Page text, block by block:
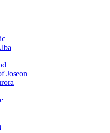
Joseon